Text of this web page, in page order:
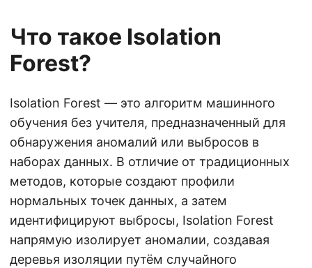
Что такое Isolation
Forest?
Isolation Forest — это алгоритм машинного
обучения без учителя, предназначенный для
обнаружения аномалий или выбросов в
наборах данных. В отличие от традиционных
методов, которые создают профили
нормальных точек данных, а затем
идентифицируют выбросы, Isolation Forest
напрямую изолирует аномалии, создавая
деревья изоляции путём случайного